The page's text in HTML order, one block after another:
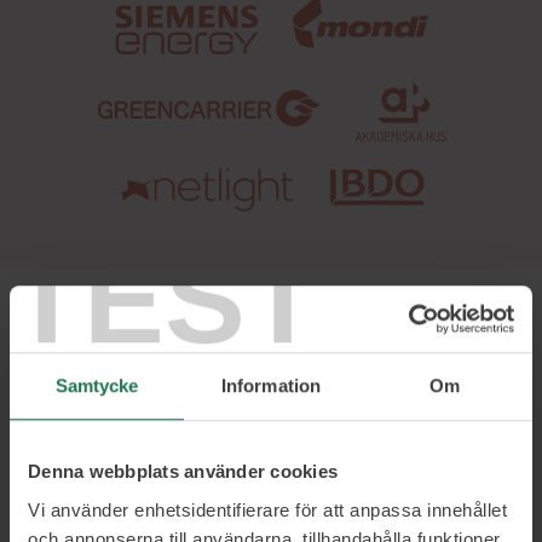
TEST
Samtycke Information Om
Denna webbplats använder cookies
Vi använder enhetsidentifierare för att anpassa innehållet
Om Per
kommunikation och varumärken har